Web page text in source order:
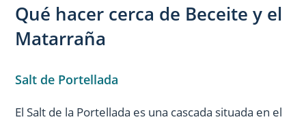
Qué hacer cerca de Beceite y el
Matarraña
Salt de Portellada
El Salt de la Portellada es una cascada situada en el